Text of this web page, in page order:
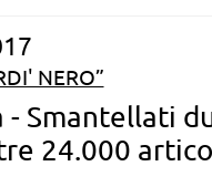
NERO”
- Smantellati
24.000